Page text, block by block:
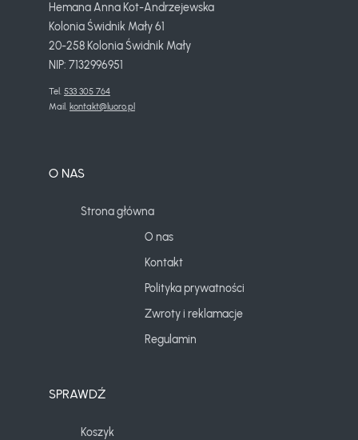
Hemana Anna Kot-Andrzejewska
Kolonia Świdnik Mały 61
20-258 Kolonia Świdnik Mały
NIP: 7132996951
Tel. 533 305 764
Mail. kontakt@luoro.pl
O NAS
Strona główna
O nas
Kontakt
Polityka prywatności
Zwroty i reklamacje
Regulamin
SPRAWDŹ
Koszyk